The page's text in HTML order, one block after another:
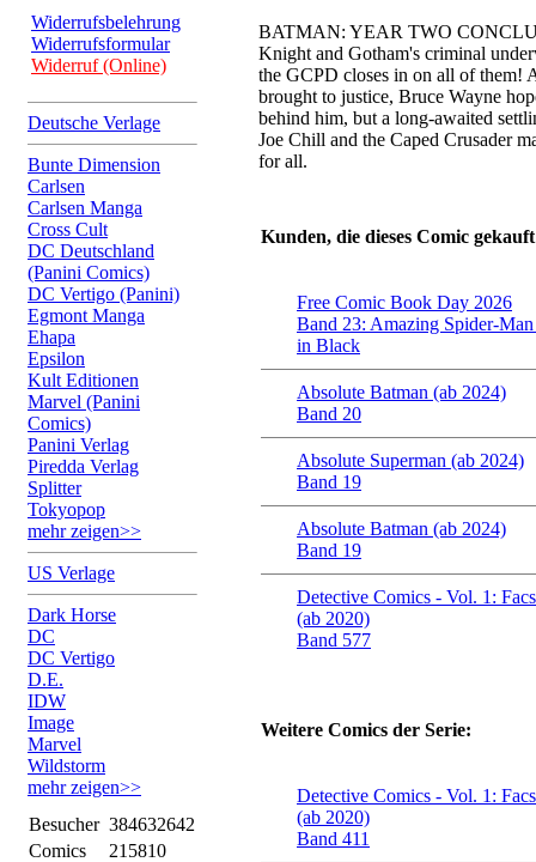
Widerrufsbelehrung
Widerrufsformular
Widerruf (Online)
Deutsche Verlage
Bunte Dimension
Carlsen
Carlsen Manga
Cross Cult
DC Deutschland
(Panini Comics)
DC Vertigo (Panini)
Egmont Manga
Ehapa
Epsilon
Kult Editionen
Marvel (Panini
Comics)
Panini Verlag
Piredda Verlag
Splitter
Tokyopop
mehr zeigen>>
US Verlage
Dark Horse
DC
DC Vertigo
D.E.
IDW
Image
Marvel
Wildstorm
mehr zeigen>>
Besucher 384632642
Comics
215810
BATMAN: YEAR TWO
Knight and Gotham's criminal
the GCPD closes in on all of them!
brought to justice, Bruce Wayne
behind him, but a long-awaited
Joe Chill and the Caped Crusader
for all.
Kunden, die dieses Comic
Free Comic Book Day 2026
Band 23: Amazing Spider-
in Black
Absolute Batman (ab 2024)
Band 20
Absolute Superman (ab 2024)
Band 19
Absolute Batman (ab 2024)
Band 19
Detective Comics - Vol. 1:
(ab 2020)
Band 577
Weitere Comics der Serie:
Detective Comics - Vol. 1:
(ab 2020)
Band 411